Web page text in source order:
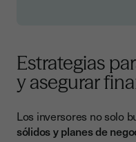
Estrategias
y asegurar
Los inversores no solo
sólidos y planes de